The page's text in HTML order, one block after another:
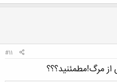
#11
مرگ!مطمئنید؟؟؟